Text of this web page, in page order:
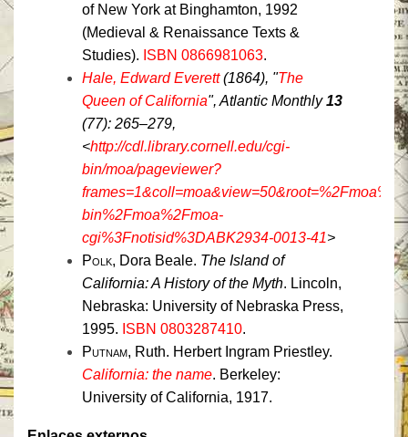
of New York at Binghamton, 1992
(Medieval & Renaissance Texts &
Studies). ISBN 0866981063.
Hale, Edward Everett(1864), "The
Queen of California", Atlantic Monthly 13
(77): 265–279,
<http://cdl.library.cornell.edu/cgi-
bin/moa/pageviewer?
bin%2Fmoa%2Fmoa-
cgi%3Fnotisid%3DABK2934-0013-41>
Polk, Dora Beale. The Island of
California: A History of the Myth. Lincoln,
Nebraska: University of Nebraska Press,
1995. ISBN 0803287410.
Putnam, Ruth. Herbert Ingram Priestley.
California: the name. Berkeley:
University of California, 1917.